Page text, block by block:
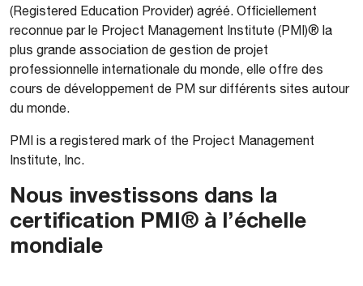
(Registered Education Provider) agréé. Officiellement
reconnue par le Project Management Institute (PMI)® la
plus grande association de gestion de projet
professionnelle internationale du monde, elle offre des
cours de développement de PM sur différents sites autour
du monde.
PMI is a registered mark of the Project Management
Institute, Inc.
Nous investissons dans la
certification PMI® à l’échelle
mondiale